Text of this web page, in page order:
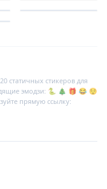
статичных стикеров для
эмодзи: 🐍 🎄 🎁 😂 😌
прямую ссылку: